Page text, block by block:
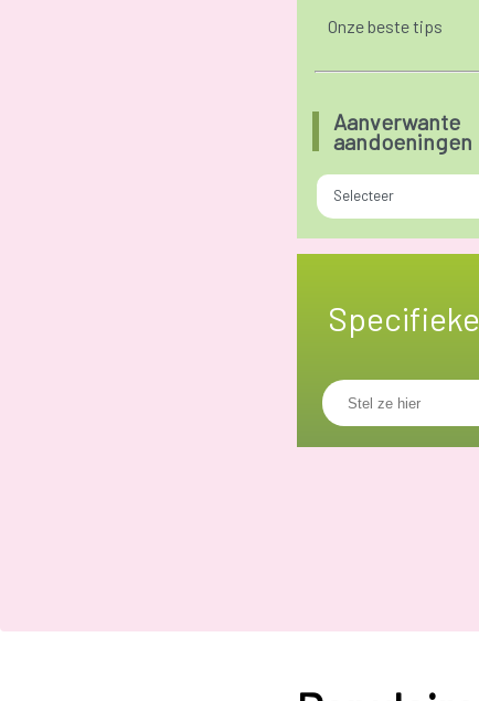
Onze beste tips
Aanverwante
aandoeningen
Selecteer